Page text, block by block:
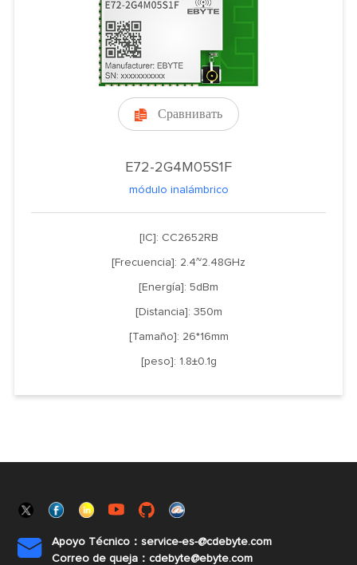
 Сравнивать
E72-2G4M05S1F
módulo inalámbrico
[IC]: CC2652RB
[Frecuencia]: 2.4~2.48GHz
[Energía]: 5dBm
[Distancia]: 350m
[Tamaño]: 26*16mm
[peso]: 1.8±0.1g

Apoyo Técnico：service-es-@cdebyte.com
Correo de queja：cdebyte@ebyte.com